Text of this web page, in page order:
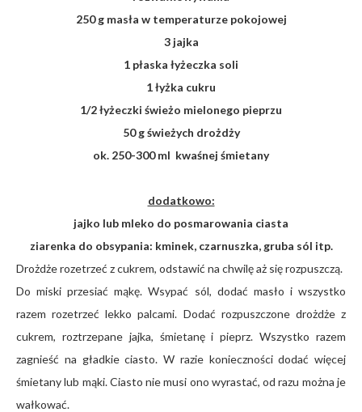
250 g masła w temperaturze pokojowej
3 jajka
1 płaska łyżeczka soli
1 łyżka cukru
1/2 łyżeczki świeżo mielonego pieprzu
50 g świeżych drożdży
ok. 250-300 ml kwaśnej śmietany
dodatkowo:
jajko lub mleko do posmarowania ciasta
ziarenka do obsypania: kminek, czarnuszka, gruba sól itp.
Drożdże rozetrzeć z cukrem, odstawić na chwilę aż się rozpuszczą.
Do miski przesiać mąkę. Wsypać sól, dodać masło i wszystko
razem rozetrzeć lekko palcami. Dodać rozpuszczone drożdże z
cukrem, roztrzepane jajka, śmietanę i pieprz. Wszystko razem
zagnieść na gładkie ciasto. W razie konieczności dodać więcej
śmietany lub mąki. Ciasto nie musi ono wyrastać, od razu można je
wałkować.